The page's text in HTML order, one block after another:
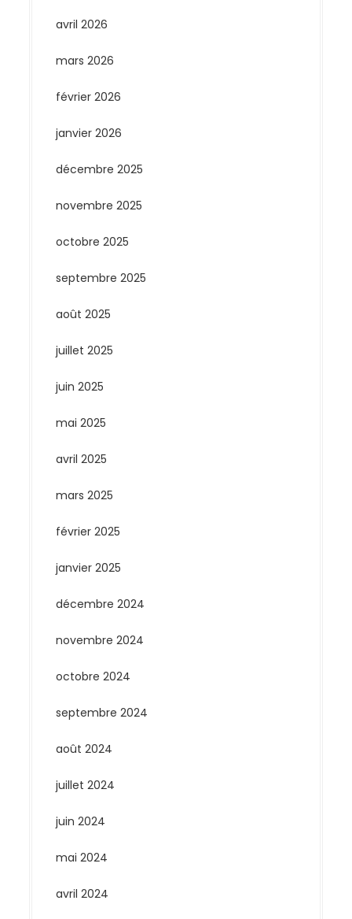
avril 2026
mars 2026
février 2026
janvier 2026
décembre 2025
novembre 2025
octobre 2025
septembre 2025
août 2025
juillet 2025
juin 2025
mai 2025
avril 2025
mars 2025
février 2025
janvier 2025
décembre 2024
novembre 2024
octobre 2024
septembre 2024
août 2024
juillet 2024
juin 2024
mai 2024
avril 2024